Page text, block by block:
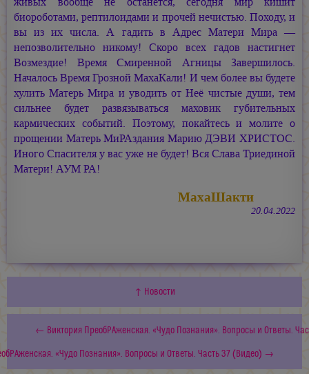
биороботами, рептилоидами и прочей нечистью. Походу, и
вы из их числа. А гадить в Адрес Матери Мира —
непозволительно никому! Скоро всех гадов настигнет
Возмездие! Время Смиренной Агницы Завершилось.
Началось Время Грозной МахаКали! И чем более вы будете
хулить Матерь Мира и уводить от Неё чистые души, тем
сильнее будет развязываться маховик губительных
кармических событий. Поэтому, покайтесь и молите о
прощении Матерь МиРАздания Марию ДЭВИ ХРИСТОС.
Иного Спасителя у вас уже не будет! Вся Слава Триединой
Матери! АУМ РА!
МахаШакти
20.04.2022
↑ Новости
← Виктория ПреобРАженская. «Чудо Познания». Вопросы и Ответы.
«Чудо Познания». Вопросы и Ответы. Часть 37 (Видео) →